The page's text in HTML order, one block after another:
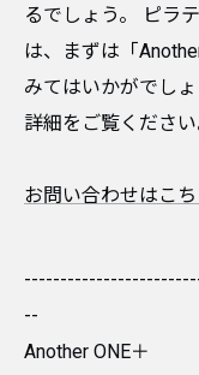
るでしょう。 ピラ
は、まずは「
みてはいかがでし
詳細をご覧ください
お問い合わせはこち
--
Another ONE＋